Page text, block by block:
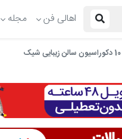
اهالی فن مجله
10 دکوراسیون سالن زیبایی شیک